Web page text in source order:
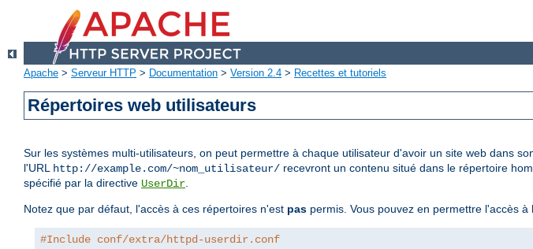
Apache > Serveur HTTP > Documentation > Version 2.4 > Recettes et tutoriels
Répertoires web utilisateurs
Sur les systèmes multi-utilisateurs, on peut permettre à chaque utilisateur d'avoir un site web dans
l'URL http://example.com/~nom_utilisateur/ recevront un contenu situé dans le répertoire
spécifié par la directive UserDir.
Notez que par défaut, l'accès à ces répertoires n'est pas permis. Vous pouvez en permettre l'accès à
#Include conf/extra/httpd-userdir.conf